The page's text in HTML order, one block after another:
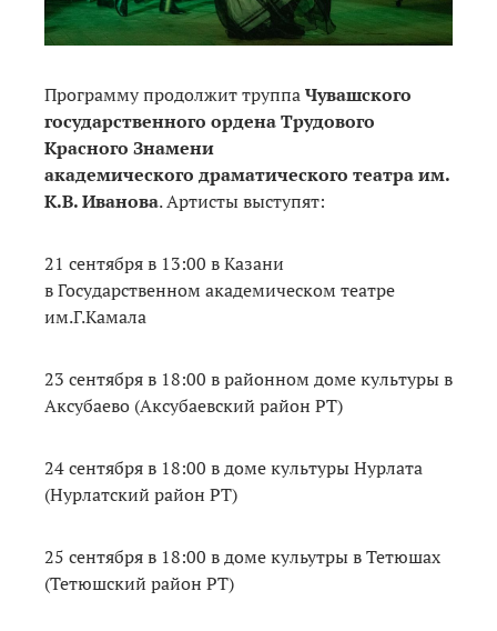
Программу продолжит труппаЧувашского
государственного ордена Трудового
Красного Знамени
академического драматического театра им.
К.В. Иванова. Артисты выступят:
21 сентября в 13:00 в Казани
в Государственном академическом театре
им.Г.Камала
23 сентября в 18:00 в районном доме культуры в
Аксубаево (Аксубаевский район РТ)
24 сентября в 18:00 в доме культуры Нурлата
(Нурлатский район РТ)
25 сентября в 18:00 в доме кульутры в Тетюшах
(Тетюшский район РТ)